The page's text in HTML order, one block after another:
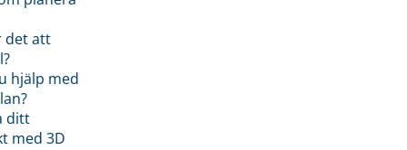
det att
hjälp med
ditt
med 3D